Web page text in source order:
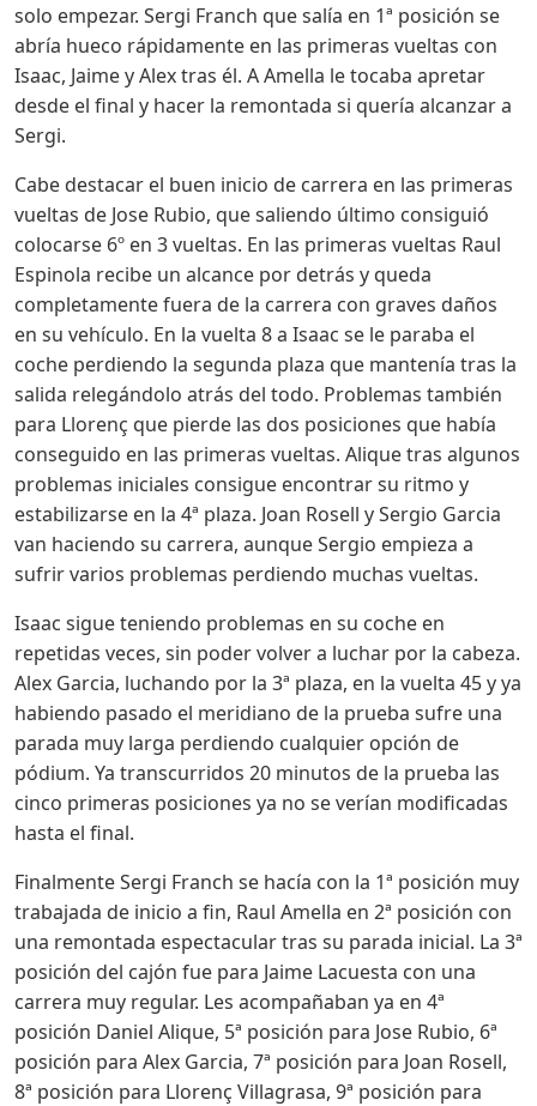
solo empezar. Sergi Franch que salía en 1ª posición se
abría hueco rápidamente en las primeras vueltas con
Isaac, Jaime y Alex tras él. A Amella le tocaba apretar
desde el final y hacer la remontada si quería alcanzar a
Sergi.
Cabe destacar el buen inicio de carrera en las primeras
vueltas de Jose Rubio, que saliendo último consiguió
colocarse 6º en 3 vueltas. En las primeras vueltas Raul
Espinola recibe un alcance por detrás y queda
completamente fuera de la carrera con graves daños
en su vehículo. En la vuelta 8 a Isaac se le paraba el
coche perdiendo la segunda plaza que mantenía tras la
salida relegándolo atrás del todo. Problemas también
para Llorenç que pierde las dos posiciones que había
conseguido en las primeras vueltas. Alique tras algunos
problemas iniciales consigue encontrar su ritmo y
estabilizarse en la 4ª plaza. Joan Rosell y Sergio Garcia
van haciendo su carrera, aunque Sergio empieza a
sufrir varios problemas perdiendo muchas vueltas.
Isaac sigue teniendo problemas en su coche en
repetidas veces, sin poder volver a luchar por la cabeza.
Alex Garcia, luchando por la 3ª plaza, en la vuelta 45 y ya
habiendo pasado el meridiano de la prueba sufre una
parada muy larga perdiendo cualquier opción de
pódium. Ya transcurridos 20 minutos de la prueba las
cinco primeras posiciones ya no se verían modificadas
hasta el final.
Finalmente Sergi Franch se hacía con la 1ª posición muy
trabajada de inicio a fin, Raul Amella en 2ª posición con
una remontada espectacular tras su parada inicial. La 3ª
posición del cajón fue para Jaime Lacuesta con una
carrera muy regular. Les acompañaban ya en 4ª
posición Daniel Alique, 5ª posición para Jose Rubio, 6ª
posición para Alex Garcia, 7ª posición para Joan Rosell,
8ª posición para Llorenç Villagrasa, 9ª posición para